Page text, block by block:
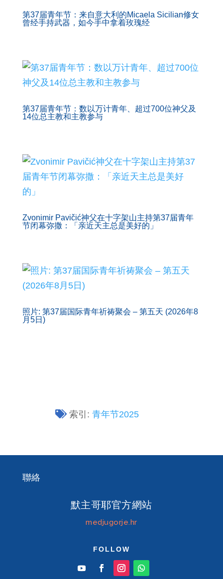
第37届青年节：来自意大利的Micaela Sicilian修女
曾经手持武器，如今手中拿着玫瑰经
第37届青年节：数以万计青年、超过700位神父及
14位总主教和主教参与
Zvonimir Pavičić神父在十字架山主持第37届青年
节闭幕弥撒：「亲近天主总是美好的」
照片: 第37届国际青年祈祷聚会 – 第五天 (2026年8
月5日)
索引: 青年节2025
聯絡
默主哥耶官方網站
medjugorje.hr
FOLLOW